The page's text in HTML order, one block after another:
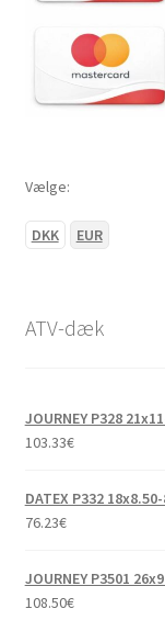
Vælge:
DKK EUR
ATV-dæk
JOURNEY P328
103.33€
DATEX P332
76.23€
JOURNEY P3501
108.50€